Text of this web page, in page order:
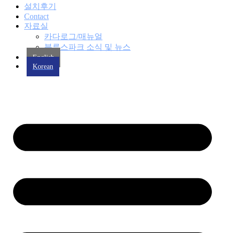
설치후기
Contact
자료실
카다로그/매뉴얼
블루스파크 소식 및 뉴스
English
Korean